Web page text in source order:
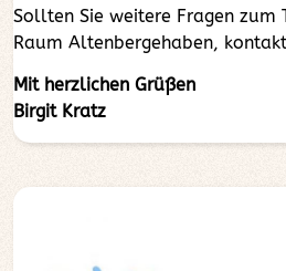
Sollten Sie weitere Fragen zum
Raum Altenbergehaben,
Mit herzlichen Grüßen
Birgit Kratz